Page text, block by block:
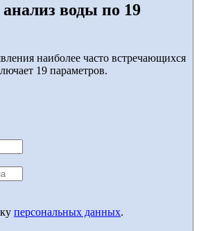
воды по 19
наиболее часто встречающихся
19 параметров.
персональных данных.